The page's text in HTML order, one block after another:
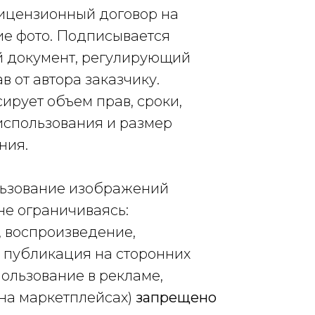
договор на
фото. Подписывается
регулирующий
от автора заказчику.
объем прав, сроки,
и размер
изображений
ограничиваясь:
на сторонних
в рекламе,
маркетплейсах) запрещено